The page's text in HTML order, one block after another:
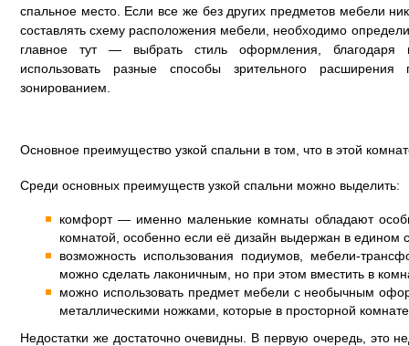
спальное место. Если все же без других предметов мебели
составлять схему расположения мебели, необходимо
главное тут — выбрать стиль оформления, благодаря
использовать разные способы зрительного
зонированием.
Основное преимущество узкой спальни в том, что в этой
Среди основных преимуществ узкой спальни можно выделить:
комфорт — именно маленькие комнаты обладают
комнатой, особенно если её дизайн выдержан в едином
возможность использования подиумов, мебели-
можно сделать лаконичным, но при этом вместить в
можно использовать предмет мебели с необычным
металлическими ножками, которые в просторной
Недостатки же достаточно очевидны. В первую очередь, это